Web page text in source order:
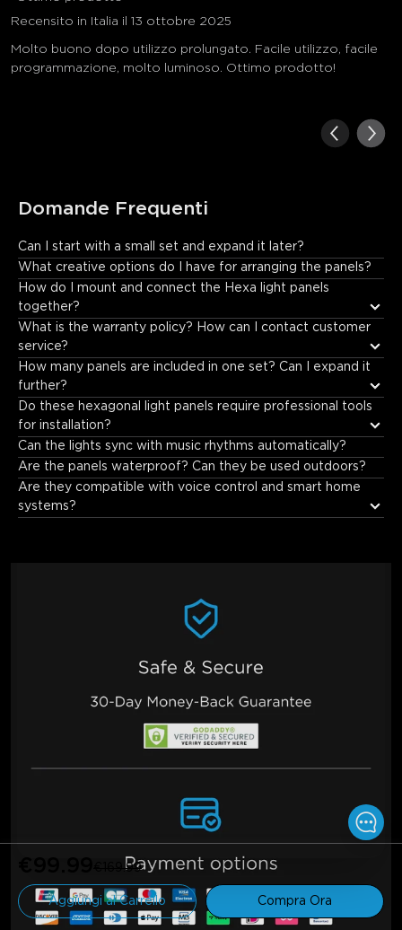
€169.99
Aggiungi al Carrello Compra Ora
Recensito in Italia il 13 ottobre 2025
Molto buono dopo utilizzo prolungato. Facile utilizzo, facile
programmazione, molto luminoso. Ottimo prodotto!
Domande Frequenti
Can I start with a small set and expand it later?
Absolutely. This is a key feature of the Glide Hexa system. You
can start with a starter kit (e.g., 6 or 9 panels) and later
panels) to grow your design. The magnetic connections make it
easy to add on at any time.
What creative options do I have for arranging the panels?
How do I mount and connect the Hexa light panels
together?
What is the warranty policy? How can I contact customer
service?
How many panels are included in one set? Can I expand it
further?
Do these hexagonal light panels require professional tools
for installation?
Can the lights sync with music rhythms automatically?
Are the panels waterproof? Can they be used outdoors?
Are they compatible with voice control and smart home
systems?